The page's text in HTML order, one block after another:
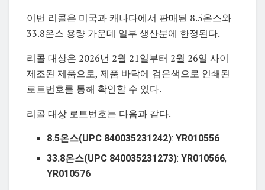
이번 리콜은 미국과 캐나다에서 판매된 8.5온스와
33.8온스 용량 가운데 일부 생산분에 한정된다.
리콜 대상은 2026년 2월 21일부터 2월 26일 사이
제조된 제품으로, 제품 바닥에 검은색으로 인쇄된
로트번호를 통해 확인할 수 있다.
리콜 대상 로트번호는 다음과 같다.
8.5온스(UPC 840035231242):YR010556
33.8온스(UPC 840035231273):YR010566,
YR010576